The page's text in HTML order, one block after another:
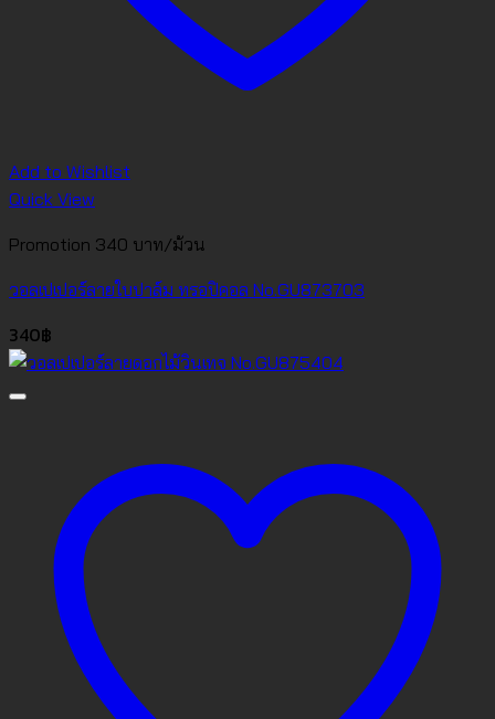
Add to Wishlist
Quick View
Promotion 340 บาท/ม้วน
วอลเปเปอร์ลายใบปาล์ม ทรอปิคอล No.GU873703
340฿